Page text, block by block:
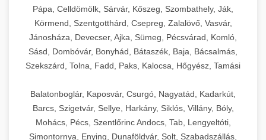
Pápa, Celldömölk, Sárvár, Kőszeg, Szombathely, Ják,
Körmend, Szentgotthárd, Csepreg, Zalalövő, Vasvár,
Jánosháza, Devecser, Ajka, Sümeg, Pécsvárad, Komló,
Sásd, Dombóvár, Bonyhád, Bátaszék, Baja, Bácsalmás,
Szekszárd, Tolna, Fadd, Paks, Kalocsa, Hőgyész, Tamási
Balatonboglár, Kaposvár, Csurgó, Nagyatád, Kadarkút,
Barcs, Szigetvár, Sellye, Harkány, Siklós, Villány, Bóly,
Mohács, Pécs, Szentlőrinc Andocs, Tab, Lengyeltóti,
Simontornya, Enying, Dunaföldvár, Solt, Szabadszállás,